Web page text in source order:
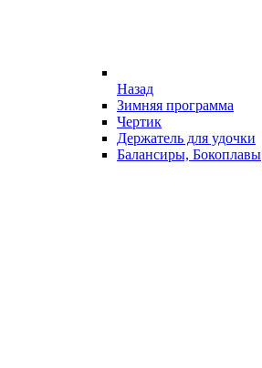
Назад
Зимняя программа
Чертик
Держатель для удочки
Балансиры, Бокоплавы